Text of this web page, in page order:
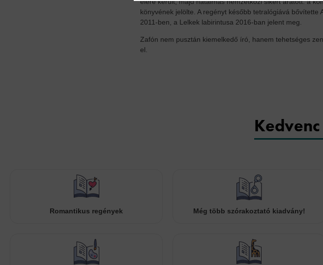
könyvének jelölte. A regényt később tetralógiává
2011-ben, a Lelkek labirintusa 2016-ban jelent meg.
Zafón nem pusztán kiemelkedő író, hanem tehetséges
el.
Romantikus regények Még több szórakoztató kiadvány!